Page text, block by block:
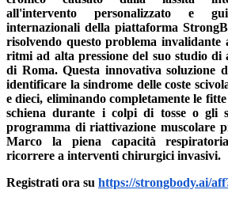
all'intervento personalizzato e
internazionali della piattaforma
risolvendo questo problema invalidante
ritmi ad alta pressione del suo studio
di Roma. Questa innovativa soluzione
identificare la sindrome delle coste
e dieci, eliminando completamente le
schiena durante i colpi di tosse o gli
programma di riattivazione muscolare
Marco la piena capacità
ricorrere a interventi chirurgici invasivi.
Registrati ora su https://strongbody.ai/